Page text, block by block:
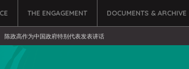
THE ENGAGEMENT DOCUMENTS & ARCHIVE
政高作为中国政府特别代表发表讲话